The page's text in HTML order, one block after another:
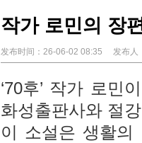
작가 로민의 장
发布时间： 26-06-02 08:35 发布人
‘70후’ 작가 로
화성출판사와 절
이 소설은 생활의